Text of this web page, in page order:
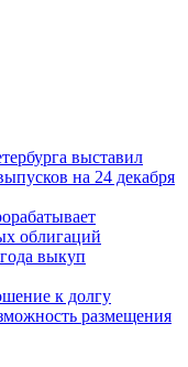
выставил
на 24 декабря
облигаций
выкуп
к долгу
размещения